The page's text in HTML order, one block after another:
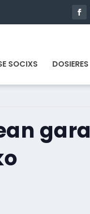
SOCIXS DOSIERES
gara